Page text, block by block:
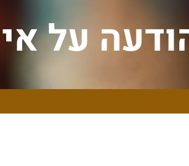
על אי
השגה